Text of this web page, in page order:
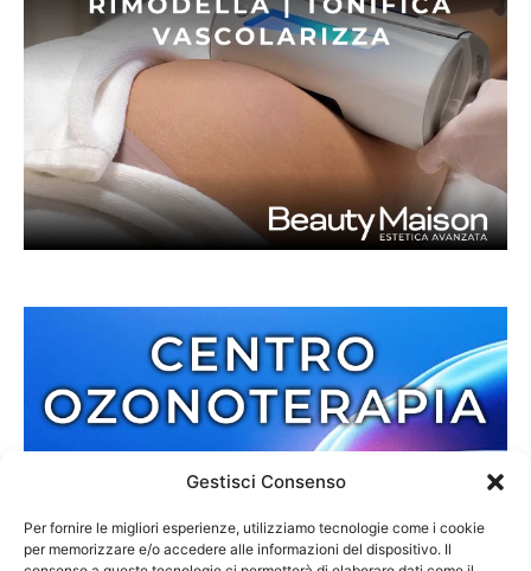
Gestisci Consenso
Per fornire le migliori esperienze, utilizziamo tecnologie come i cookie
per memorizzare e/o accedere alle informazioni del dispositivo. Il